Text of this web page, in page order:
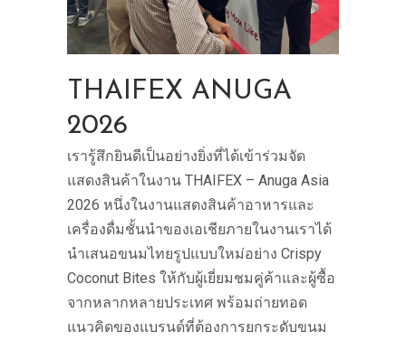
THAIFEX ANUGA
2026
เรารู้สึกยินดีเป็นอย่างยิ่งที่ได้เข้าร่วมจัด
แสดงสินค้าในงาน THAIFEX – Anuga Asia
2026 หนึ่งในงานแสดงสินค้าอาหารและ
เครื่องดื่มชั้นนำของเอเชียภายในงานเราได้
นำเสนอขนมไทยรูปแบบใหม่อย่าง Crispy
Coconut Bites ให้กับผู้เยี่ยมชมคู่ค้าและผู้ซื้อ
จากหลากหลายประเทศ พร้อมถ่ายทอด
แนวคิดของแบรนด์ที่ต้องการยกระดับขนม